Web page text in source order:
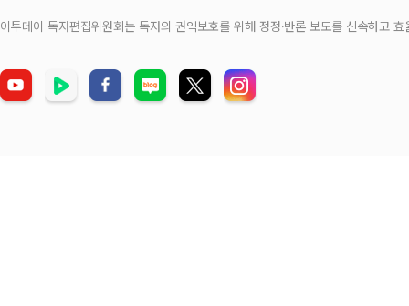
이투데이 독자편집위원회는 독자의 권익보호를 위해 정정‧반론 보도를 신속하고